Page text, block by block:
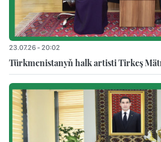
23.07.26 - 20:02
Türkmenistanyň halk artisti Tirkeş